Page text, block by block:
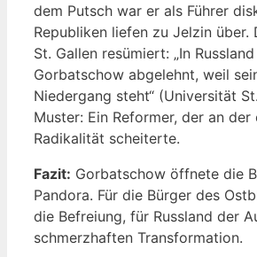
dem Putsch war er als Führer
Republiken liefen zu Jelzin über.
St. Gallen resümiert: „In
Gorbatschow abgelehnt, weil
Niedergang steht“ (Universität
Muster: Ein Reformer, der an der
Radikalität scheiterte.
Fazit: Gorbatschow öffnete die
Pandora. Für die Bürger des
die Befreiung, für Russland der
schmerzhaften Transformation.